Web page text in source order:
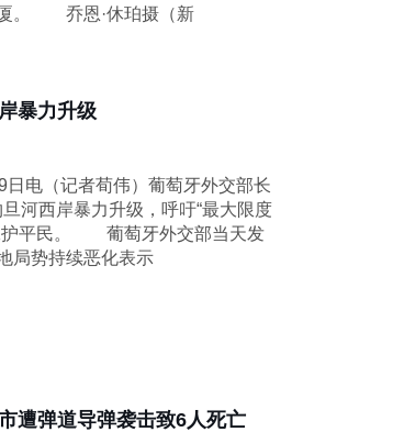
厦。 乔恩·休珀摄（新
暴力升级
电（记者荀伟）葡萄牙外交部长
河西岸暴力升级，呼吁“最大限度
护平民。 葡萄牙外交部当天发
局势持续恶化表示
遭弹道导弹袭击致6人死亡